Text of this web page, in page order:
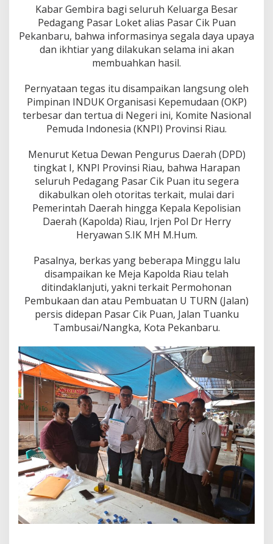
P
a
r
a
P
a
g
a
n
g
a
s
a
r
C
k
P
n
,
L
a
s
h
Y
u
n
u
s
:
n
S
e
m
u
a
Kabar Gembira bagi seluruh Keluarga Besar
Pedagang Pasar Loket alias Pasar Cik Puan
Pekanbaru, bahwa informasinya segala daya upaya
dan ikhtiar yang dilakukan selama ini akan
membuahkan hasil.
Pernyataan tegas itu disampaikan langsung oleh
Pimpinan INDUK Organisasi Kepemudaan (OKP)
terbesar dan tertua di Negeri ini, Komite Nasional
Pemuda Indonesia (KNPI) Provinsi Riau.
Menurut Ketua Dewan Pengurus Daerah (DPD)
tingkat I, KNPI Provinsi Riau, bahwa Harapan
seluruh Pedagang Pasar Cik Puan itu segera
dikabulkan oleh otoritas terkait, mulai dari
Pemerintah Daerah hingga Kepala Kepolisian
Daerah (Kapolda) Riau, Irjen Pol Dr Herry
Heryawan S.IK MH M.Hum.
Pasalnya, berkas yang beberapa Minggu lalu
disampaikan ke Meja Kapolda Riau telah
ditindaklanjuti, yakni terkait Permohonan
Pembukaan dan atau Pembuatan U TURN (Jalan)
persis didepan Pasar Cik Puan, Jalan Tuanku
Tambusai/Nangka, Kota Pekanbaru.